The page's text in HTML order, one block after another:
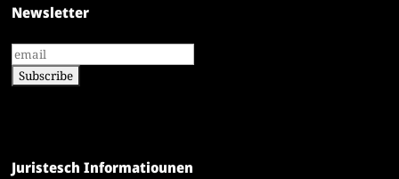
Newsletter
Juristesch Informatiounen